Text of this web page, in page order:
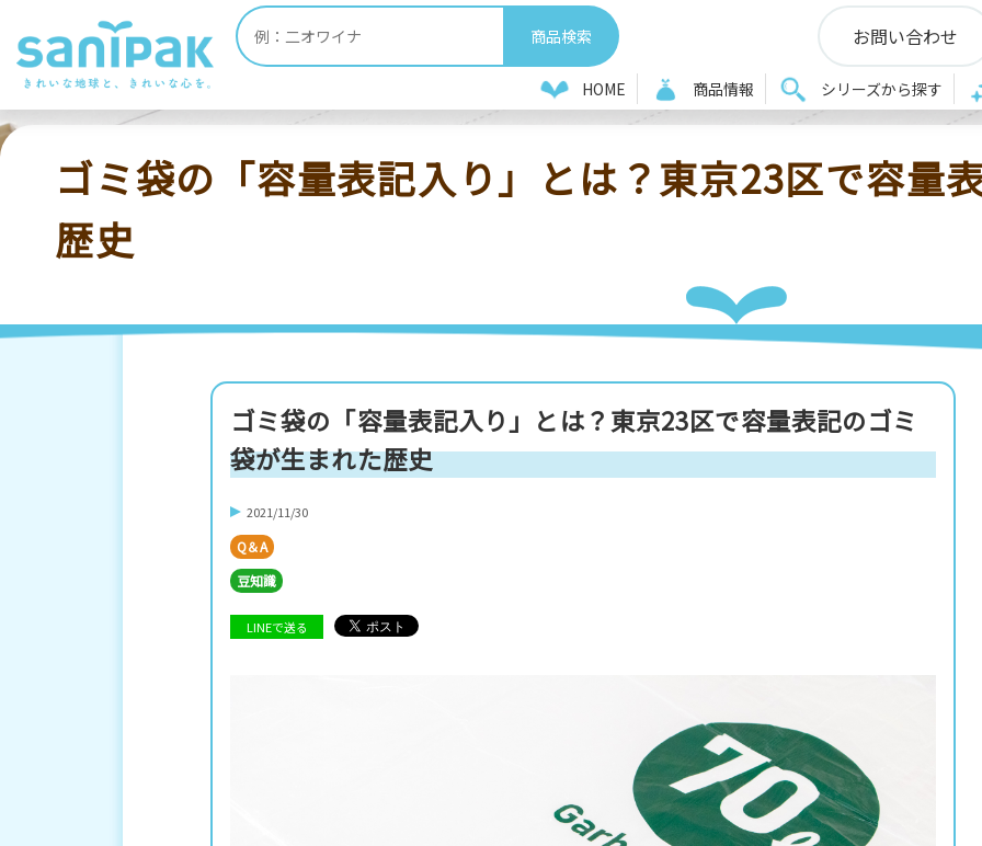
HOME 商品情報 シリーズから探す
お問い合わせ
HOME ゴミ袋の「容量表記入り」とは？東京23区で容量表記のゴミ袋
ゴミ袋の「容量表記入り」とは？東京23区で容量
歴史
ゴミ袋の「容量表記入り」とは？東京23区で容量表記のゴミ
袋が生まれた歴史
2021/11/30
Q＆A
豆知識
LINEで送る